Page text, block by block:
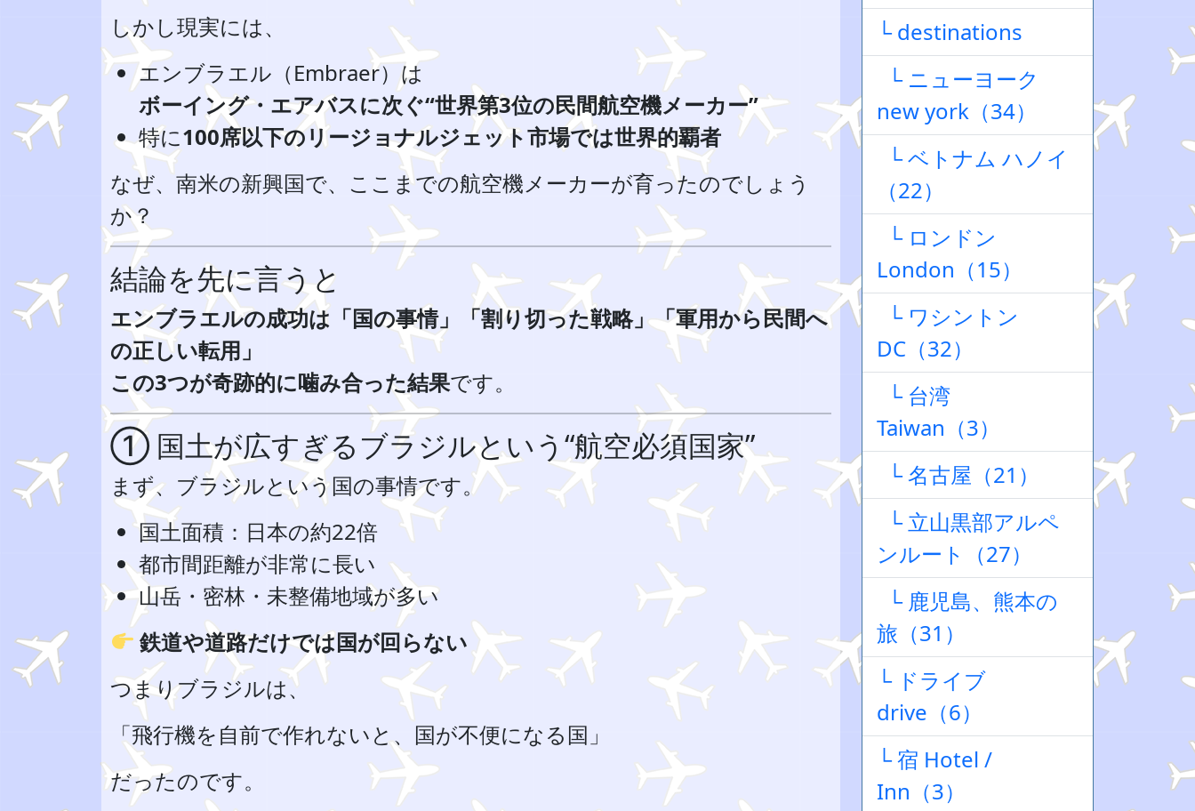
しかし現実には、
エンブラエル（Embraer）は
ボーイング・エアバスに次ぐ“世界第3位の民間航空機メーカー”
特に100席以下のリージョナルジェット市場では世界的覇者
なぜ、南米の新興国で、ここまでの航空機メーカーが育ったのでしょう
か？
結論を先に言うと
エンブラエルの成功は「国の事情」「割り切った戦略」「軍用から民間へ
の正しい転用」
この3つが奇跡的に噛み合った結果です。
① 国土が広すぎるブラジルという“航空必須国家”
まず、ブラジルという国の事情です。
国土面積：日本の約22倍
都市間距離が非常に長い
山岳・密林・未整備地域が多い
鉄道や道路だけでは国が回らない
つまりブラジルは、
「飛行機を自前で作れないと、国が不便になる国」
だったのです。
└ destinations
└ ニューヨーク
new york（34）
└ ベトナム ハノイ
（22）
└ ロンドン
London（15）
└ ワシントン
DC（32）
└ 台湾
Taiwan（3）
└ 名古屋（21）
└ 立山黒部アルペ
ンルート（27）
└ 鹿児島、熊本の
旅（31）
└ ドライブ
drive（6）
└ 宿 Hotel /
Inn（3）